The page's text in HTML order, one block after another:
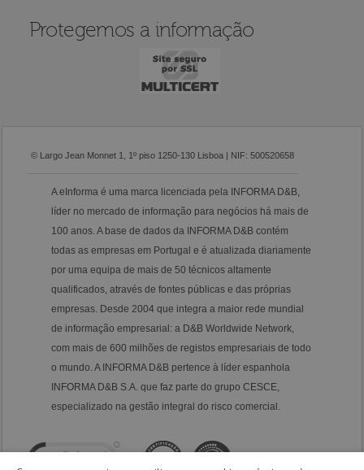
Protegemos a informação
© Largo Jean Monnet 1, 1º piso 1250-130 Lisboa | NIF: 500520658
A eInforma é uma marca licenciada pela INFORMA D&B,
líder no mercado de informação para negócios há mais de
100 anos. A base de dados da INFORMA D&B contém
todas as empresas em Portugal e é atualizada diariamente
por uma equipa de mais de 50 técnicos altamente
qualificados, através de fontes públicas e das próprias
empresas. Desde 2004 que integra a maior rede mundial
de informação empresarial: a D&B Worldwide Network,
com mais de 600 milhões de registos empresariais de todo
o mundo. A INFORMA D&B pertence à líder espanhola
INFORMA D&B S.A. que faz parte do grupo CESCE,
especializado na gestão integral do risco comercial.